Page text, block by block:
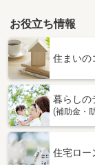
お役立ち情報
住まいの
暮らしの
(補助金・
住宅ロー